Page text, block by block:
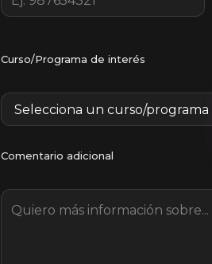
Curso/Programa de interés
Comentario adicional